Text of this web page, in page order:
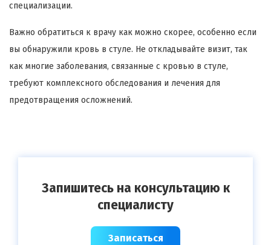
специализации.
Важно обратиться к врачу как можно скорее, особенно если
вы обнаружили кровь в стуле. Не откладывайте визит, так
как многие заболевания, связанные с кровью в стуле,
требуют комплексного обследования и лечения для
предотвращения осложнений.
Запишитесь на консультацию к
специалисту
Записаться